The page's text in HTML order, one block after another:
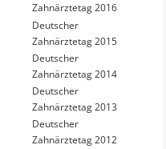
Zahnärztetag 2016
Deutscher
Zahnärztetag 2015
Deutscher
Zahnärztetag 2014
Deutscher
Zahnärztetag 2013
Deutscher
Zahnärztetag 2012